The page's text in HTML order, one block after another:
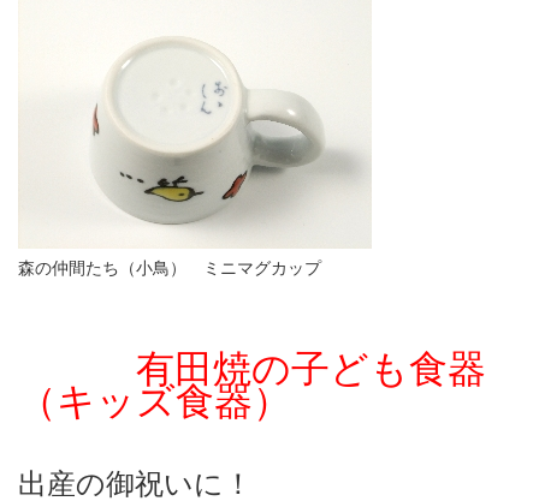
森の仲間たち（小鳥） ミニマグカップ
有田焼の子ども食器
（キッズ食器）
出産の御祝いに！